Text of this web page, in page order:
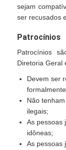
sejam
ser recusados
Patrocínios
Patrocínios
Diretoria Geral
Devem ser
Não
ilegais;
As pessoas
idôneas;
As pessoas